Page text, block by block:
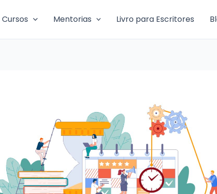
Cursos Mentorias Livro para Escritores